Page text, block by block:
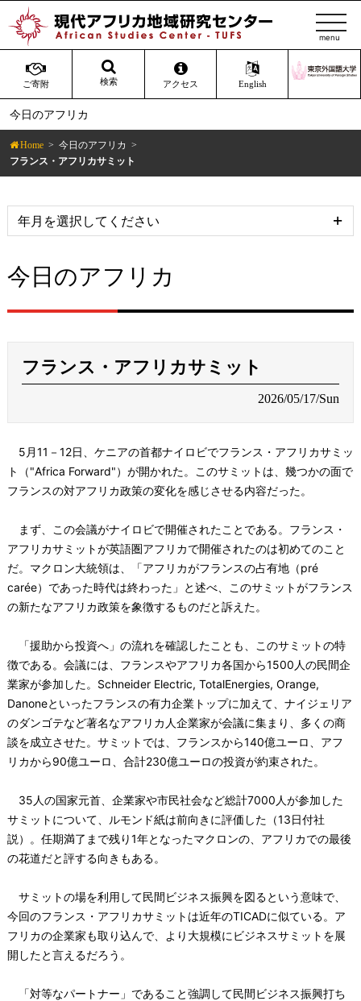
ご寄附 検索 アクセス English
t
o
g
l
v
g
a
n
今日のアフリカ
Home
今日のアフリカ
フランス・アフリカサミット
今日のアフリカ
フランス・アフリカサミット
2026/05/17/Sun
5月11－12日、ケニアの首都ナイロビでフランス・アフリカサミッ
ト（"Africa Forward"）が開かれた。このサミットは、幾つかの面で
フランスの対アフリカ政策の変化を感じさせる内容だった。
まず、この会議がナイロビで開催されたことである。フランス・
アフリカサミットが英語圏アフリカで開催されたのは初めてのこと
だ。マクロン大統領は、「アフリカがフランスの占有地（pré
carée）であった時代は終わった」と述べ、このサミットがフランス
の新たなアフリカ政策を象徴するものだと訴えた。
「援助から投資へ」の流れを確認したことも、このサミットの特
徴である。会議には、フランスやアフリカ各国から1500人の民間企
業家が参加した。Schneider Electric, TotalEnergies, Orange,
Danoneといったフランスの有力企業トップに加えて、ナイジェリア
のダンゴテなど著名なアフリカ人企業家が会議に集まり、多くの商
談を成立させた。サミットでは、フランスから140億ユーロ、アフ
リカから90億ユーロ、合計230億ユーロの投資が約束された。
35人の国家元首、企業家や市民社会など総計7000人が参加した
サミットについて、ルモンド紙は前向きに評価した（13日付社
説）。任期満了まで残り1年となったマクロンの、アフリカでの最後
の花道だと評する向きもある。
サミットの場を利用して民間ビジネス振興を図るという意味で、
今回のフランス・アフリカサミットは近年のTICADに似ている。ア
フリカの企業家も取り込んで、より大規模にビジネスサミットを展
開したと言えるだろう。
「対等なパートナー」であること強調して民間ビジネス振興打ち